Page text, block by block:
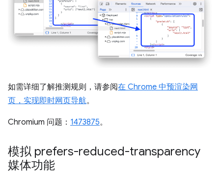
如需详细了解推测规则，请参阅在 Chrome 中预渲染网
页，实现即时网页导航。
Chromium 问题： 1473875。
模拟 prefers-reduced-transparency
媒体功能